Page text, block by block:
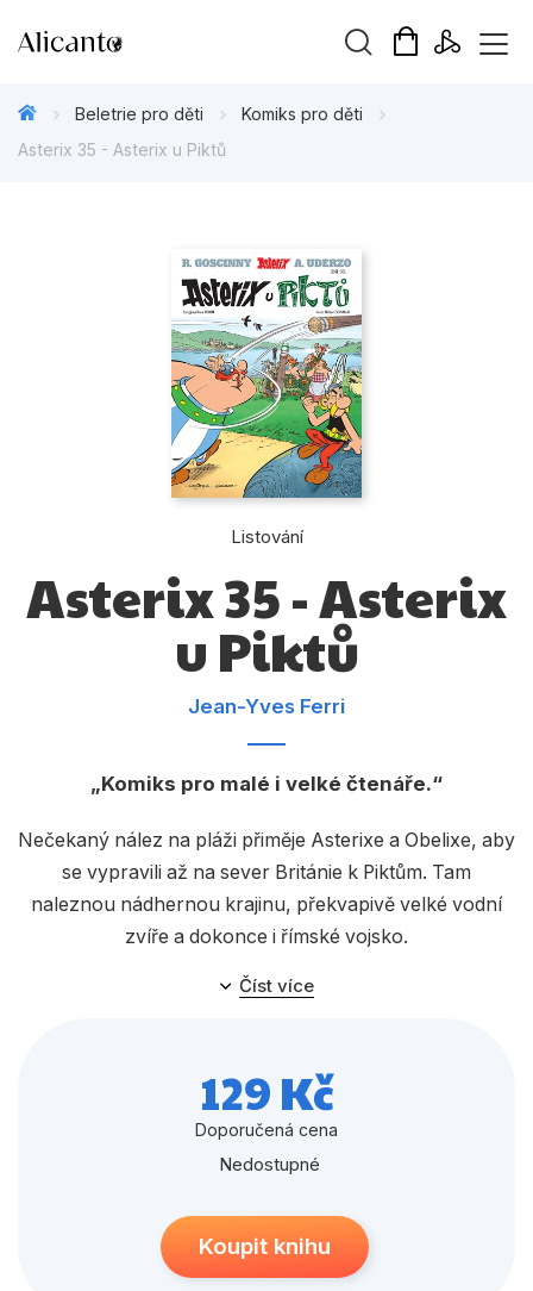
Připravujeme
Tipy redakce
Beletrie pro děti
Beletrie pro dospělé
Dárkové publikace
Dárkové zboží
Komiks
Křížovky
Kuchařky
Počítače
Populárně - naučné pro děti
Příroda a zahrada
Společnost, politika
Umění a kultura
Beletrie pro děti
Komiks pro děti
Asterix 35 - Asterix u Piktů
Listování
Asterix 35 - Asterix
u Piktů
Jean-Yves Ferri
Komiks pro malé i velké čtenáře.
Nečekaný nález na pláži přiměje Asterixe a Obelixe, aby
se vypravili až na sever Británie k Piktům. Tam
naleznou nádhernou krajinu, překvapivě velké vodní
zvíře a dokonce i římské vojsko.
Číst více
129 Kč
Doporučená cena
Nedostupné
Koupit knihu